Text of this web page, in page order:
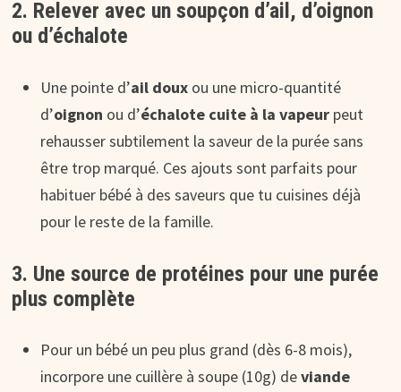
2. Relever avec un soupçon d’ail, d’oignon
ou d’échalote
Une pointe d’ail douxou une micro-quantité
d’oignon ou d’échalote cuite à la vapeurpeut
rehausser subtilement la saveur de la purée sans
être trop marqué. Ces ajouts sont parfaits pour
habituer bébé à des saveurs que tu cuisines déjà
pour le reste de la famille.
3. Une source de protéines pour une purée
plus complète
Pour un bébé un peu plus grand (dès 6-8 mois),
incorpore une cuillère à soupe (10g) deviande